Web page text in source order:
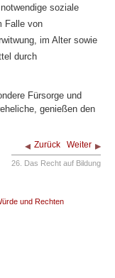
soziale
Falle von
im Alter sowie
durch
Fürsorge und
genießen den
Zurück Weiter
26. Das Recht auf Bildung
und Rechten